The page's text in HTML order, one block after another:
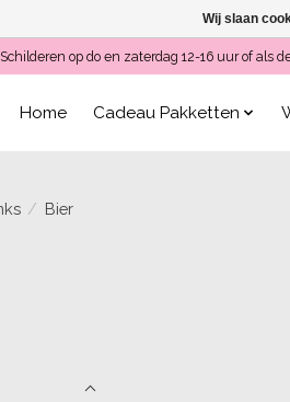
op do en zaterdag 12-16 uur of
Home Cadeau Pakketten
/ Bier
Wij slaan